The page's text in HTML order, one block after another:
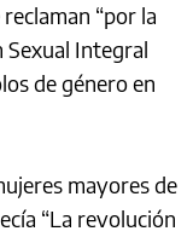
“por la
Sexual Integral
de género en
mayores de
“La revolución